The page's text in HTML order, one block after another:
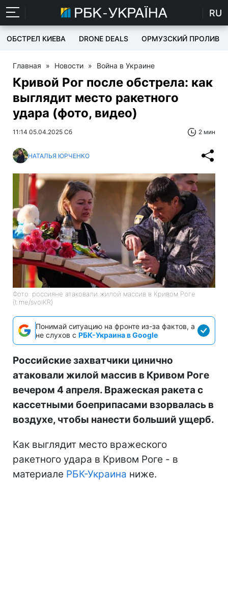
RU
ОБСТРЕЛ КИЕВА DRONE DEALS ОРМУЗСКИЙ ПРОЛИВ
Главная » Новости » Война в Украине
Кривой Рог после обстрела: как
выглядит место ракетного
удара (фото, видео)
11:14 05.04.2025 Сб 2 мин
НАТАЛЬЯ ЮРЧЕНКО
Фото: россияне атаковали жилой массив в Кривом Роге
(t.me/svoiKR)
Понимай ситуацию на фронте из-за фактов, а
не слухов с РБК-Украина в Google
Российские захватчики цинично
атаковали жилой массив в Кривом Роге
вечером 4 апреля. Вражеская ракета с
кассетными боеприпасами взорвалась в
воздухе, чтобы нанести больший ущерб.
Как выглядит место вражеского
ракетного удара в Кривом Роге - в
материале РБК-Украина ниже.